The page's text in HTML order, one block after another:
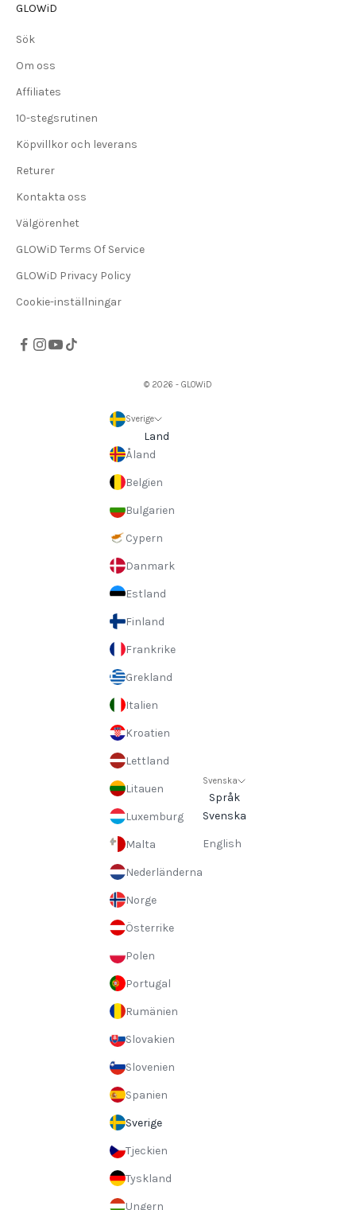
GLOWiD
Sök
Om oss
Affiliates
10-stegsrutinen
Köpvillkor och leverans
Returer
Kontakta oss
Välgörenhet
GLOWiD Terms Of Service
GLOWiD Privacy Policy
Cookie-inställningar
© 2026 - GLOWiD
Sverige
Land
Åland
Belgien
Bulgarien
Cypern
Danmark
Estland
Finland
Frankrike
Grekland
Italien
Kroatien
Lettland
Litauen
Luxemburg
Malta
Nederländerna
Norge
Österrike
Polen
Portugal
Rumänien
Slovakien
Slovenien
Spanien
Sverige
Tjeckien
Tyskland
Ungern
Svenska
Språk
Svenska
English